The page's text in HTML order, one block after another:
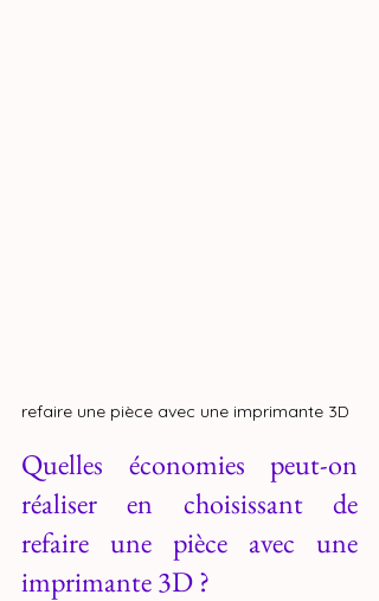
refaire une pièce avec une imprimante 3D
Quelles économies peut-on
réaliser en choisissant de
refaire une pièce avec une
imprimante 3D ?